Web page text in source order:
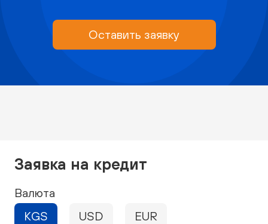
Оставить заявку
Заявка на кредит
Валюта
KGS
USD EUR